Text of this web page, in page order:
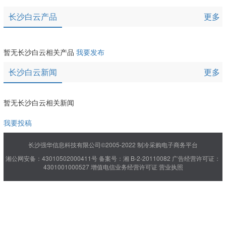
长沙白云产品 更多
暂无长沙白云相关产品 我要发布
长沙白云新闻 更多
暂无长沙白云相关新闻
我要投稿
长沙强华信息科技有限公司©2005-2022 制冷采购电子商务平台
湘公网安备：43010502000411号备案号：湘 B-2-20110082 广告经营许可证：
4301001000527增值电信业务经营许可证 营业执照